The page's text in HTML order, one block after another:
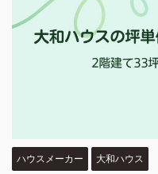
ハウスメーカー 大和ハウス